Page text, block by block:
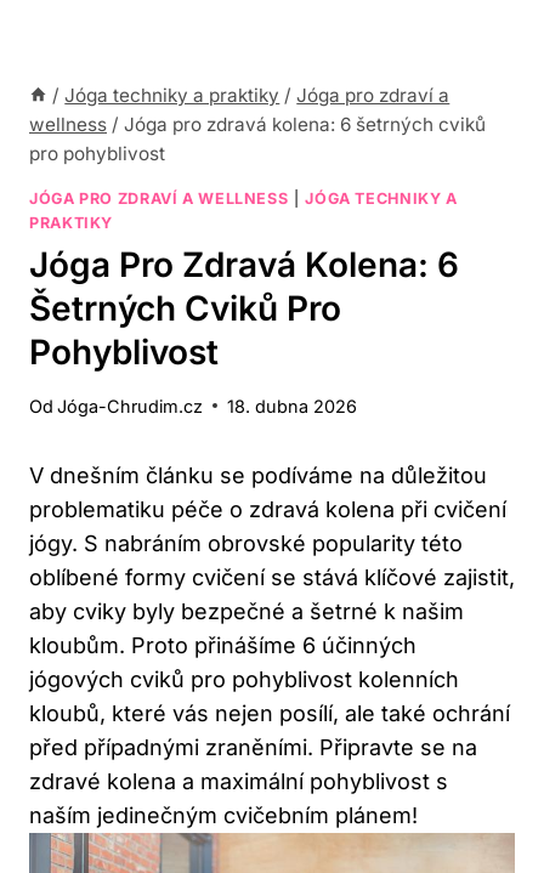
/ Jóga techniky a praktiky / Jóga pro zdraví a
wellness / Jóga pro zdravá kolena: 6 šetrných cviků
pro pohyblivost
JÓGA PRO ZDRAVÍ A WELLNESS |JÓGA TECHNIKY A
PRAKTIKY
Jóga Pro Zdravá Kolena: 6
Šetrných Cviků Pro
Pohyblivost
Od Jóga-Chrudim.cz 18. dubna 2026
V dnešním článku se podíváme na důležitou
problematiku péče o zdravá kolena při cvičení
jógy. S nabráním obrovské popularity této
oblíbené formy cvičení se stává klíčové zajistit,
aby cviky byly bezpečné a šetrné k našim
kloubům. Proto přinášíme 6 účinných
jógových cviků pro pohyblivost kolenních
kloubů, které vás nejen posílí, ale také ochrání
před případnými zraněními. Připravte se na
zdravé kolena a maximální pohyblivost s
naším jedinečným cvičebním plánem!